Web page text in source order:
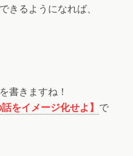
きるようになれば、
書きますね！
をイメージ化せよ】 で